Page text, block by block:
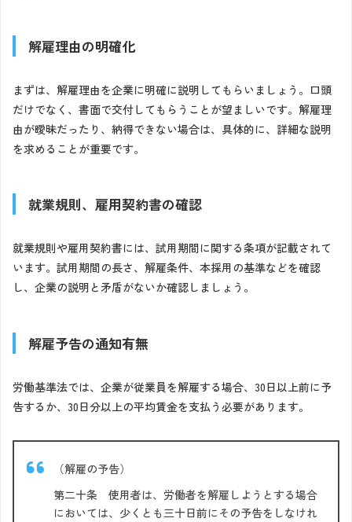
解雇理由の明確化
まずは、解雇理由を企業に明確に説明してもらいましょう。口頭
だけでなく、書面で交付してもらうことが望ましいです。解雇理
由が曖昧だったり、納得できない場合は、具体的に、詳細な説明
を求めることが重要です。
就業規則、雇用契約書の確認
就業規則や雇用契約書には、試用期間に関する条項が記載されて
います。試用期間の長さ、解雇条件、本採用の基準などを確認
し、企業の説明と矛盾がないか確認しましょう。
解雇予告の通知有無
労働基準法では、企業が従業員を解雇する場合、30日以上前に予
告するか、30日分以上の平均賃金を支払う必要があります。
（解雇の予告）
第二十条 使用者は、労働者を解雇しようとする場合
においては、少くとも三十日前にその予告をしなけれ